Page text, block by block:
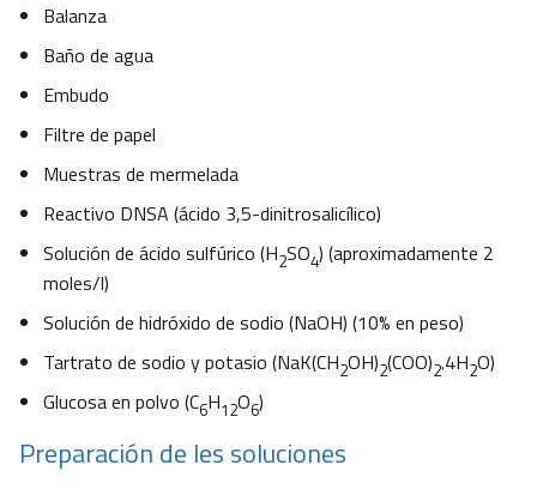
Balanza
Baño de agua
Embudo
Filtre de papel
Muestras de mermelada
Reactivo DNSA (ácido 3,5-dinitrosalicílico)
Solución de ácido sulfúrico (H2SO4) (aproximadamente 2
moles/l)
Solución de hidróxido de sodio (NaOH) (10% en peso)
Tartrato de sodio y potasio (NaK(CH2OH)2(COO)2.4H2O)
Glucosa en polvo (C6H12O6)
Preparación de les soluciones